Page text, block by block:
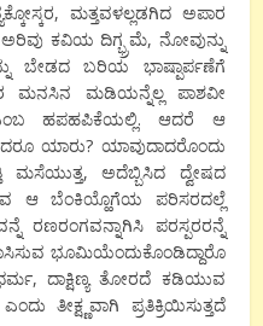
ಮತ್ತವಳಲ್ಲಡಗಿದ ಅಪಾರ
ಅರಿವು ಕವಿಯ ದಿಗ್ಭ್ರಮೆ, ನೋವುನ್ನು
ಬೇಡದ ಬರಿಯ ಭಾಷ್ಪಾರ್ಪಣೆಗೆ
ಮನಸಿನ ಮಡಿಯನ್ನೆಲ್ಲ ಪಾಶವೀ
ಎಂಬ ಹಪಹಪಿಕೆಯಲ್ಲಿ. ಆದರೆ ಆ
ಯಾರು? ಯಾವುದಾದರೊಂದು
ಅದೆಬ್ಬಿಸಿದ ದ್ವೇಷದ
ಆ ಬೆಂಕಿಯ್ಹೊಗೆಯ ಪರಿಸರದಲ್ಲೆ
ರಣರಂಗವನ್ನಾಗಿಸಿ ಪರಸ್ಪರರನ್ನೆ
ಭೂಮಿಯೆಂದುಕೊಂಡಿದ್ದಾರೊ
ದಾಕ್ಷಿಣ್ಯ ತೋರದೆ ಕಡಿಯುವ
ತೀಕ್ಷ್ಣವಾಗಿ ಪ್ರತಿಕ್ರಿಯಿಸುತ್ತದೆ